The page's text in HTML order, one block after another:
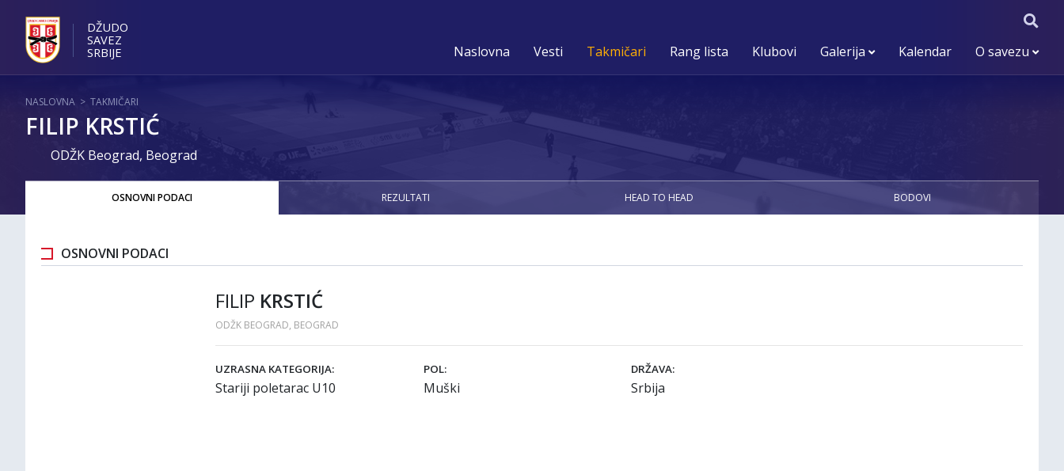
DŽUDO
SAVEZ
SRBIJE
Naslovna Vesti Takmičari Rang lista Klubovi Galerija Kalendar O savezu
NASLOVNA > TAKMIČARI
FILIP KRSTIĆ
ODŽK Beograd, Beograd
OSNOVNI PODACI REZULTATI HEAD TO HEAD BODOVI
OSNOVNI PODACI
FILIP KRSTIĆ
ODŽK BEOGRAD, BEOGRAD
UZRASNA KATEGORIJA:
Stariji poletarac U10
POL:
Muški
DRŽAVA:
Srbija